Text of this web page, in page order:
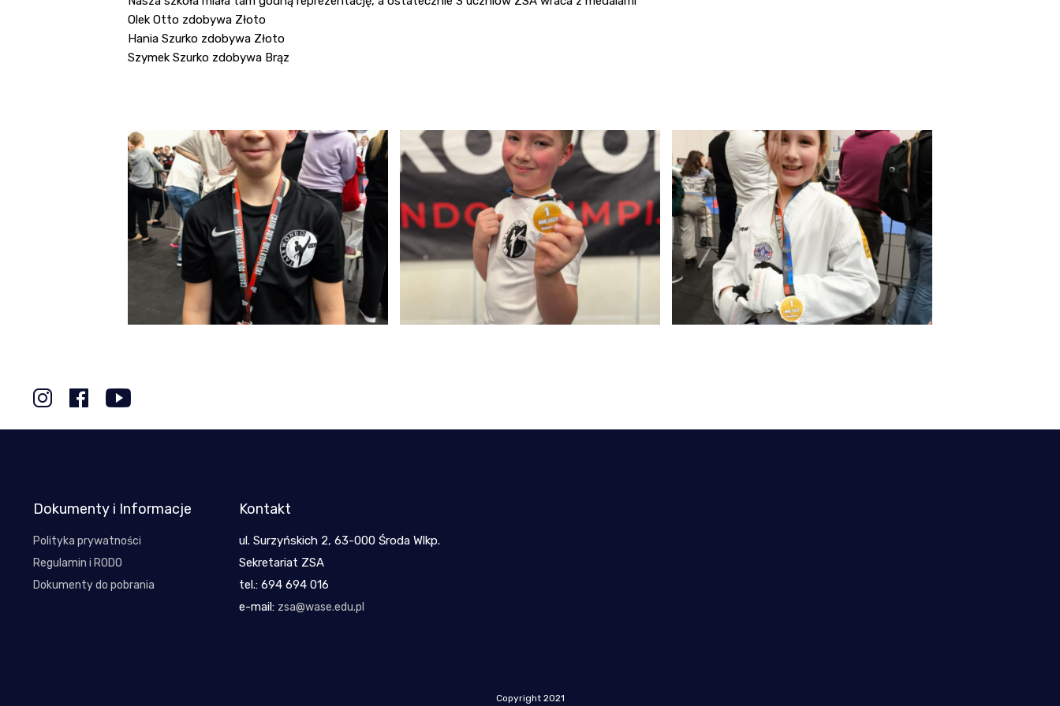
Olek Otto zdobywa Złoto
Hania Szurko zdobywa Złoto
Szymek Szurko zdobywa Brąz
Dokumenty i Informacje
Polityka prywatności
Regulamin i RODO
Dokumenty do pobrania
Kontakt
ul. Surzyńskich 2, 63-000 Środa Wlkp.
Sekretariat ZSA
tel.: 694 694 016
e-mail: zsa@wase.edu.pl
Copyright 2021